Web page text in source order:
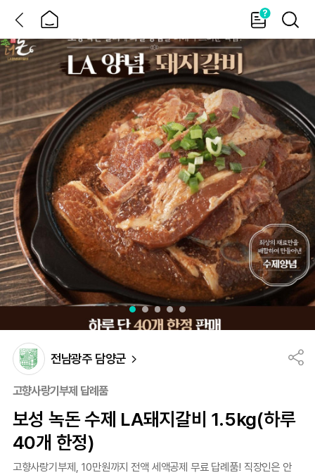
홈
가
이
드
검
색
전남광주 담양군
고향사랑기부제 답례품
보성 녹돈 수제 LA돼지갈비 1.5kg(하루
40개 한정)
고향사랑기부제, 10만원까지 전액 세액공제 무료 답례품! 직장인은 안